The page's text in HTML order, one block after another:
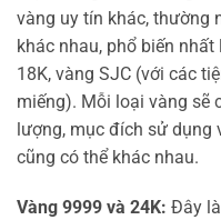
vàng uy tín khác, thường
khác nhau, phổ biến
18K, vàng SJC (với các
miếng). Mỗi loại vàng sẽ
lượng, mục đích sử dụng
cũng có thể khác nhau.
Vàng 9999 và 24K: Đây